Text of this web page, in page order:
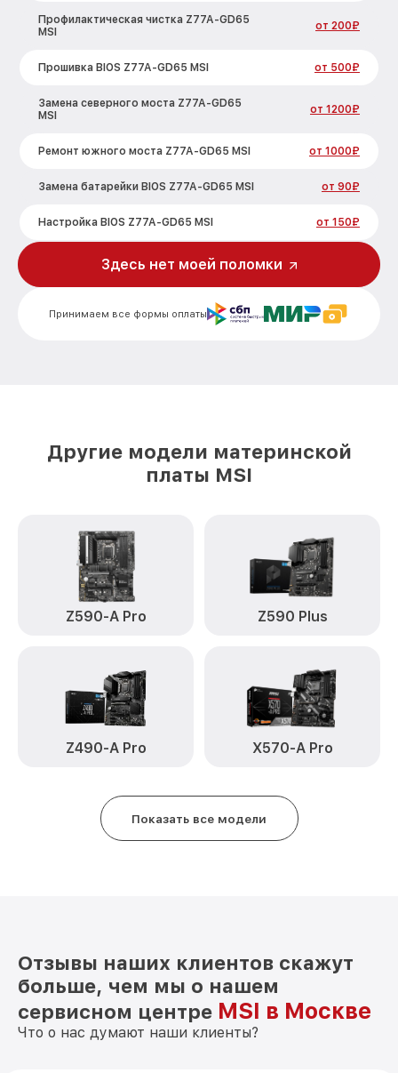
Профилактическая чистка Z77A-GD65
MSI
от 200₽
Прошивка BIOS Z77A-GD65 MSI от 500₽
Замена северного моста Z77A-GD65
MSI
от 1200₽
Ремонт южного моста Z77A-GD65 MSI от 1000₽
Замена батарейки BIOS Z77A-GD65 MSI от 90₽
Настройка BIOS Z77A-GD65 MSI от 150₽
Принимаем все формы оплаты
Здесь нет моей поломки
Другие модели материнской
платы MSI
Z590-A Pro Z590 Plus
Z490-A Pro X570-A Pro
Показать все модели
Отзывы наших клиентов скажут
больше, чем мы о нашем
сервисном центре MSI в Москве
Что о нас думают наши клиенты?